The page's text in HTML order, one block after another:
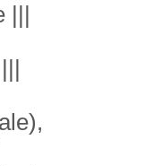
|||